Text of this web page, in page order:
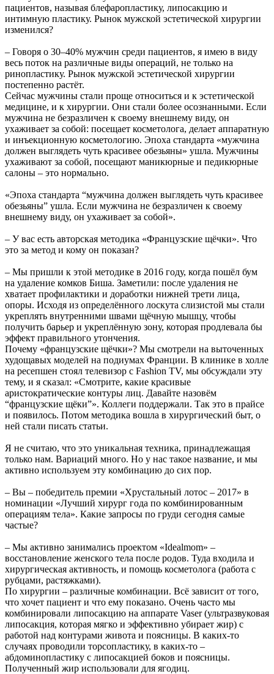
пациентов, называя блефаропластику, липосакцию и
интимную пластику. Рынок мужской эстетической хирургии
изменился?
– Говоря о 30–40% мужчин среди пациентов, я имею в виду
весь поток на различные виды операций, не только на
ринопластику. Рынок мужской эстетической хирургии
постепенно растёт.
Сейчас мужчины стали проще относиться и к эстетической
медицине, и к хирургии. Они стали более осознанными. Если
мужчина не безразличен к своему внешнему виду, он
ухаживает за собой: посещает косметолога, делает аппаратную
и инъекционную косметологию. Эпоха стандарта «мужчина
должен выглядеть чуть красивее обезьяны» ушла. Мужчины
ухаживают за собой, посещают маникюрные и педикюрные
салоны – это нормально.
«Эпоха стандарта “мужчина должен выглядеть чуть красивее
обезьяны” ушла. Если мужчина не безразличен к своему
внешнему виду, он ухаживает за собой».
– У вас есть авторская методика «Французские щёчки». Что
это за метод и кому он показан?
– Мы пришли к этой методике в 2016 году, когда пошёл бум
на удаление комков Биша. Заметили: после удаления не
хватает профилактики и доработки нижней трети лица,
опоры. Исходя из определённого лоскута слизистой мы стали
укреплять внутренними швами щёчную мышцу, чтобы
получить барьер и укреплённую зону, которая продлевала бы
эффект правильного утончения.
Почему «французские щёчки»? Мы смотрели на выточенных
худощавых моделей на подиумах Франции. В клинике в холле
на ресепшен стоял телевизор с Fashion TV, мы обсуждали эту
тему, и я сказал: «Смотрите, какие красивые
аристократические контуры лиц. Давайте назовём
“французские щёки”». Коллеги поддержали. Так это в прайсе
и появилось. Потом методика вошла в хирургический быт, о
ней стали писать статьи.
Я не считаю, что это уникальная техника, принадлежащая
только нам. Вариаций много. Но у нас такое название, и мы
активно используем эту комбинацию до сих пор.
– Вы – победитель премии «Хрустальный лотос – 2017» в
номинации «Лучший хирург года по комбинированным
операциям тела». Какие запросы по груди сегодня самые
частые?
– Мы активно занимались проектом «Idealmom» –
восстановление женского тела после родов. Туда входила и
хирургическая активность, и помощь косметолога (работа с
рубцами, растяжками).
По хирургии – различные комбинации. Всё зависит от того,
что хочет пациент и что ему показано. Очень часто мы
комбинировали липосакцию на аппарате Vaser (ультразвуковая
липосакция, которая мягко и эффективно убирает жир) с
работой над контурами живота и поясницы. В каких-то
случаях проводили торсопластику, в каких-то –
абдоминопластику с липосакцией боков и поясницы.
Полученный жир использовали для ягодиц.